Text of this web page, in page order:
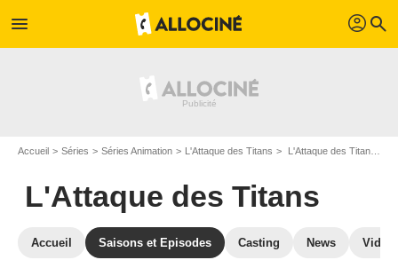
menu profil search
Accueil Séries Séries Animation L'Attaque des Titans L'Attaque des Titans : Episodes de la saison 1
L'Attaque des Titans
Accueil Saisons et Episodes Casting News